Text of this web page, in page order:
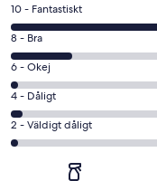
10
-
Fantastiskt
i
betyg.
119
av
153
recensioner
10 - Fantastiskt
8
-
Bra
i
betyg.
24
8 - Bra
6
-
Okej
i
betyg.
6 - Okej
4
-
Dåligt
4 - Dåligt
2
-
2 - Väldigt dåligt